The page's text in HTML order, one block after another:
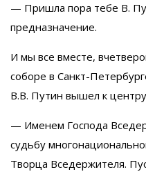
— Пришла пора тебе В.
предназначение.
И мы все вместе,
соборе в Санкт-
В.В. Путин вышел к центру
— Именем Господа
судьбу
Творца Вседержителя.